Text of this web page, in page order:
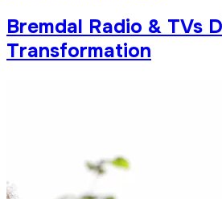
Bremdal Radio & TVs
Transformation